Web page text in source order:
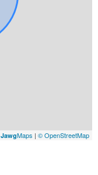
JawgMaps | © OpenStreetMap